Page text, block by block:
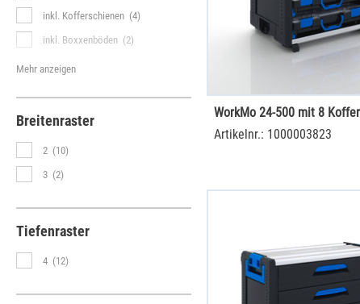
inkl. Kofferschienen (4)
inkl. Boxxenböden (2)
Mehr anzeigen
Breitenraster
2 (10)
3 (2)
Tiefenraster
4 (12)
Artikelnr.: 1000003823